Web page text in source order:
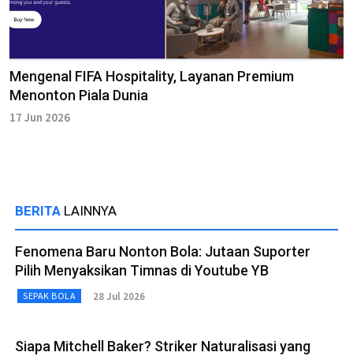
Mengenal FIFA Hospitality, Layanan Premium
Menonton Piala Dunia
17 Jun 2026
BERITA LAINNYA
Fenomena Baru Nonton Bola: Jutaan Suporter
Pilih Menyaksikan Timnas di Youtube YB
SEPAK BOLA 28 Jul 2026
Siapa Mitchell Baker? Striker Naturalisasi yang